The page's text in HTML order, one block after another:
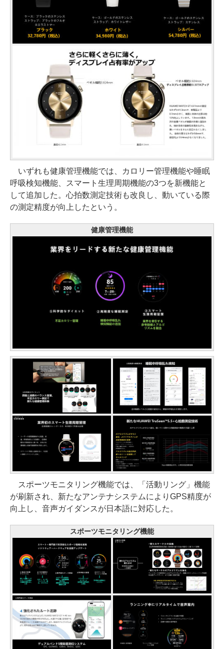
いずれも健康管理機能では、カロリー管理機能や睡眠
呼吸検知機能、スマート生理周期機能の3つを新機能と
して追加した。心拍数測定技術も改良し、動いている際
の測定精度が向上したという。
健康管理機能
スポーツモニタリング機能では、「活動リング」機能
が刷新され、新たなアンテナシステムによりGPS精度が
向上し、音声ガイダンスが日本語に対応した。
スポーツモニタリング機能